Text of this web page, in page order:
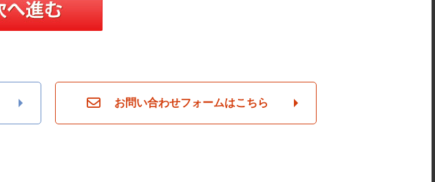
お問い合わせフォームはこちら